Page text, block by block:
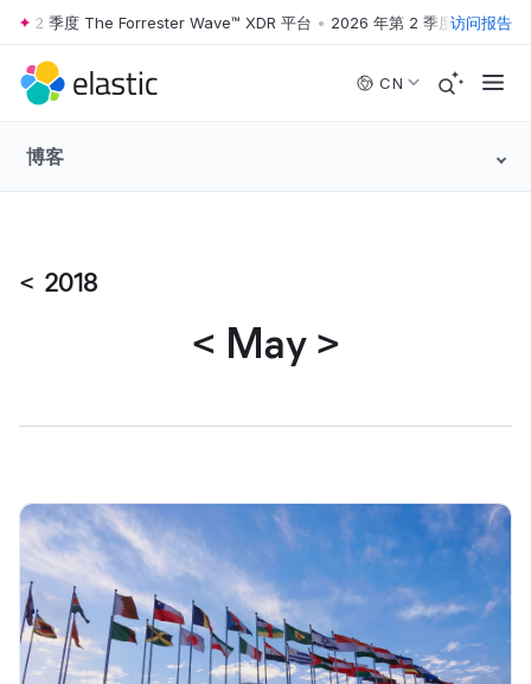
Skip to main content
2 季度 The Forrester Wave™ XDR 平台 • 2026 年第 2 季度 The访问报告
CN
博客
< 2018
< May >